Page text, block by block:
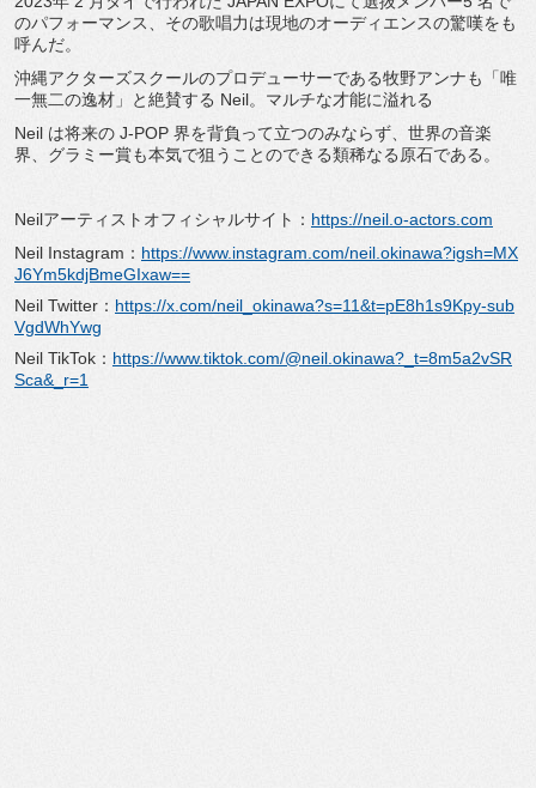
のパフォーマンス、その歌唱力は現地のオーディエンスの驚嘆をも
呼んだ。
沖縄アクターズスクールのプロデューサーである牧野アンナも「唯
一無二の逸材」と絶賛する Neil。マルチな才能に溢れる
Neil は将来の J-POP 界を背負って立つのみならず、世界の音楽
界、グラミー賞も本気で狙うことのできる類稀なる原石である。
Neilアーティストオフィシャルサイト： https://neil.o-actors.com
Neil Instagram： https://www.instagram.com/neil.okinawa?igsh=MX
J6Ym5kdjBmeGIxaw==
Neil Twitter： https://x.com/neil_okinawa?s=11&t=pE8h1s9Kpy-sub
VgdWhYwg
Neil TikTok： https://www.tiktok.com/@neil.okinawa?_t=8m5a2vSR
Sca&_r=1